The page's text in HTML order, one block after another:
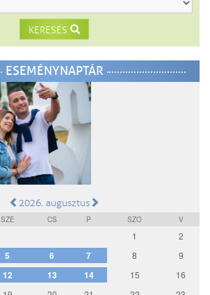
KERESÉS
ESEMÉNYNAPTÁR
2026. augusztus
SZE CS P SZO V
1 2
5 6 7 8 9
12 13 14 15
16